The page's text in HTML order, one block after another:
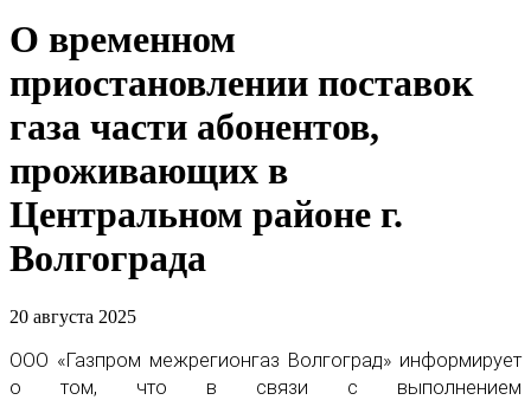
О временном
приостановлении поставок
газа части абонентов,
проживающих в
Центральном районе г.
Волгограда
20 августа 2025
ООО «Газпром межрегионгаз Волгоград» информирует
о том, что в связи с выполнением